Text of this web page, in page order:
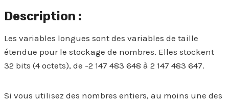
Description :
Les variables longues sont des variables de taille
étendue pour le stockage de nombres. Elles stockent
32 bits (4 octets), de -2 147 483 648 à 2 147 483 647.
Si vous utilisez des nombres entiers, au moins une des